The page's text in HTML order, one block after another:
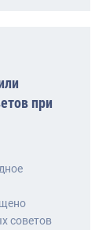
при
советов